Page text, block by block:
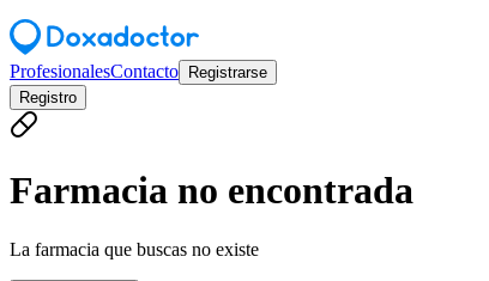
ProfesionalesContacto
Registrarse
Registro
Farmacia no encontrada
La farmacia que buscas no existe